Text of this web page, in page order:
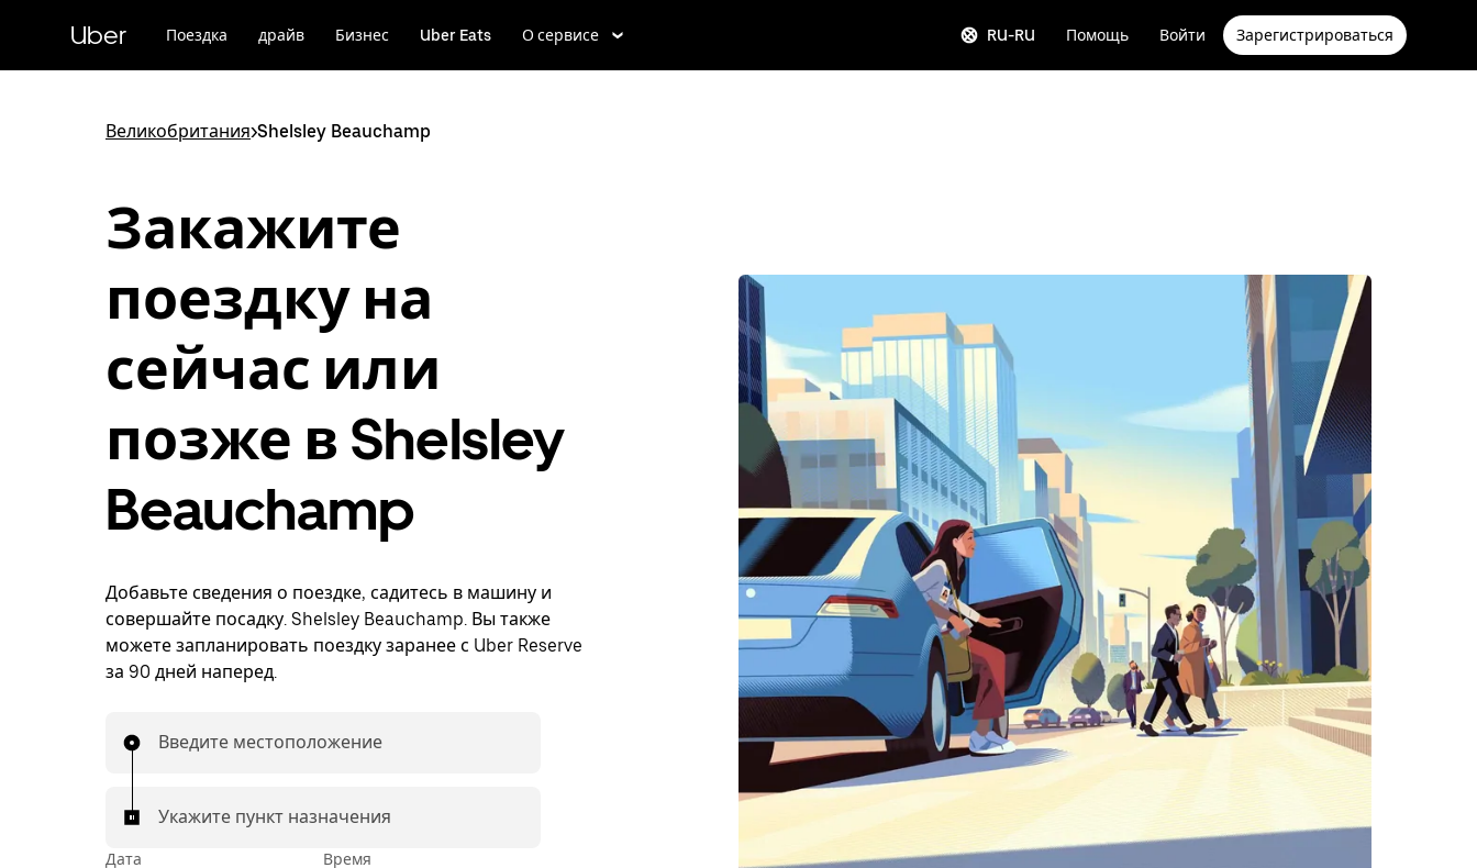
к
Uber Поездка драйв Бизнес Uber Eats О сервисе RU-RU Помощь Войти Зарегистрироваться
Великобритания>Shelsley Beauchamp
Закажите
поездку на
сейчас или
позже в Shelsley
Beauchamp
Добавьте сведения о поездке, садитесь в машину и
совершайте посадку. Shelsley Beauchamp. Вы также
можете запланировать поездку заранее с Uber Reserve
за 90 дней наперед.
Введите местоположение
Укажите пункт назначения
Дата Время